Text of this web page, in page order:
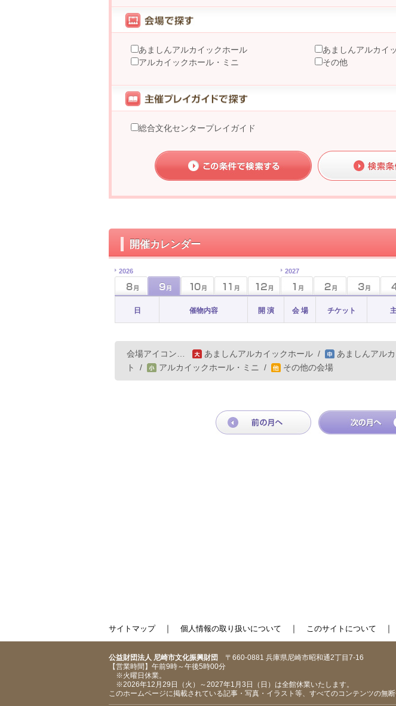
あましんアルカイックホール
あましんアルカイ
アルカイックホール・ミニ
その他
総合文化センタープレイガイド
開催カレンダー
2026 2027
日 催物内容 開 演 会 場 チケット
会場アイコン… あましんアルカイックホール /
あましんアル
ト
/ アルカイックホール・ミニ / その他の会場
サイトマップ｜ 個人情報の取り扱いについて ｜ このサイトについて ｜
公益財団法人 尼崎市文化振興財団 〒660-0881 兵庫県尼崎市昭和通2丁目7-16
【営業時間】午前9時～午後5時00分
※火曜日休業。
※2026年12月29日（火）～2027年1月3日（日）は全館休業いたします。
このホームページに掲載されている記事・写真・イラスト等、すべてのコンテンツの無断